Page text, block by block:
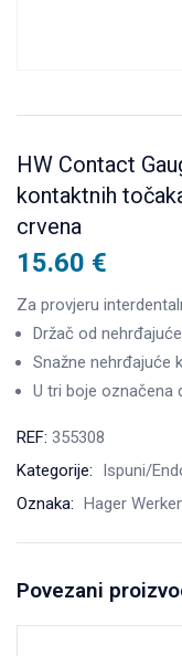
HW Contact
kontaktnih
crvena
15.60 €
Za provjeru
Držač od
Snažne nehrđajuće
U tri boje označena
REF: 355308
Kategorije:
Ispuni/
Oznaka: Hager
Povezani